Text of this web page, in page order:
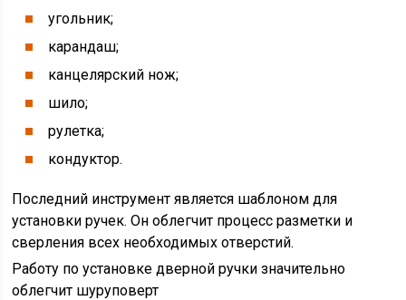
угольник;
карандаш;
канцелярский нож;
шило;
рулетка;
кондуктор.
Последний инструмент является шаблоном для
установки ручек. Он облегчит процесс разметки и
сверления всех необходимых отверстий.
Работу по установке дверной ручки значительно
облегчит шуруповерт